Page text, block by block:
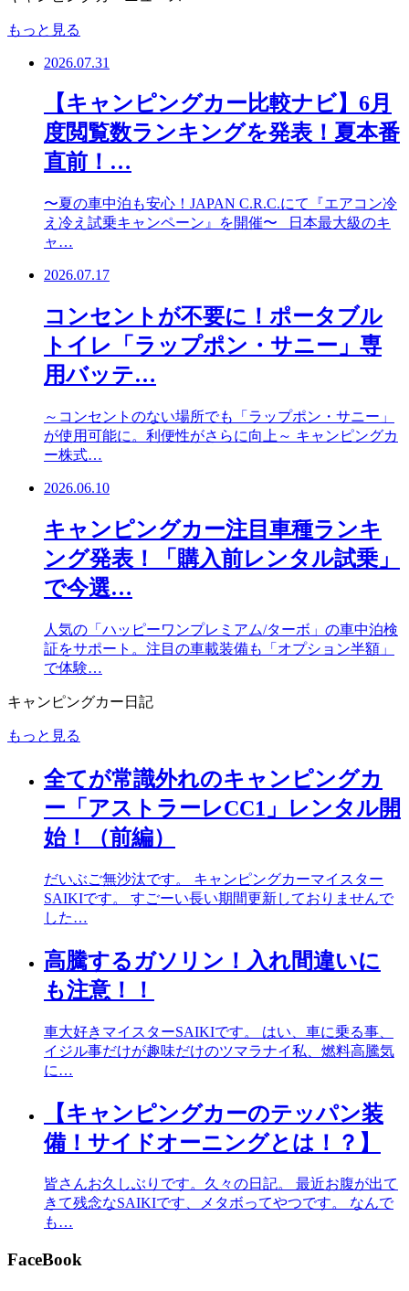
もっと見る
2026.07.31
【キャンピングカー比較ナビ】6月
度閲覧数ランキングを発表！夏本番
直前！…
〜夏の車中泊も安心！JAPAN C.R.C.にて『エアコン冷
え冷え試乗キャンペーン』を開催〜 日本最大級のキ
ャ…
2026.07.17
コンセントが不要に！ポータブル
トイレ「ラップポン・サニー」専
用バッテ…
～コンセントのない場所でも「ラップポン・サニー」
が使用可能に。利便性がさらに向上～ キャンピングカ
ー株式…
2026.06.10
キャンピングカー注目車種ランキ
ング発表！「購入前レンタル試乗」
で今選…
人気の「ハッピーワンプレミアム/ターボ」の車中泊検
証をサポート。注目の車載装備も「オプション半額」
で体験…
キャンピングカー日記
もっと見る
全てが常識外れのキャンピングカ
ー「アストラーレCC1」レンタル開
始！（前編）
だいぶご無沙汰です。 キャンピングカーマイスター
SAIKIです。 すごーい長い期間更新しておりませんで
した…
高騰するガソリン！入れ間違いに
も注意！！
車大好きマイスターSAIKIです。 はい、車に乗る事、
イジル事だけが趣味だけのツマラナイ私、燃料高騰気
に…
【キャンピングカーのテッパン装
備！サイドオーニングとは！？】
皆さんお久しぶりです。久々の日記。 最近お腹が出て
きて残念なSAIKIです、メタボってやつです。 なんで
も…
FaceBook